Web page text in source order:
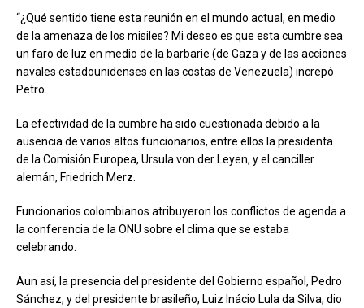
“¿Qué sentido tiene esta reunión en el mundo actual, en medio
de la amenaza de los misiles? Mi deseo es que esta cumbre sea
un faro de luz en medio de la barbarie (de Gaza y de las acciones
navales estadounidenses en las costas de Venezuela) increpó
Petro.
La efectividad de la cumbre ha sido cuestionada debido a la
ausencia de varios altos funcionarios, entre ellos la presidenta
de la Comisión Europea, Ursula von der Leyen, y el canciller
alemán, Friedrich Merz.
Funcionarios colombianos atribuyeron los conflictos de agenda a
la conferencia de la ONU sobre el clima que se estaba
celebrando.
Aun así, la presencia del presidente del Gobierno español, Pedro
Sánchez, y del presidente brasileño, Luiz Inácio Lula da Silva, dio